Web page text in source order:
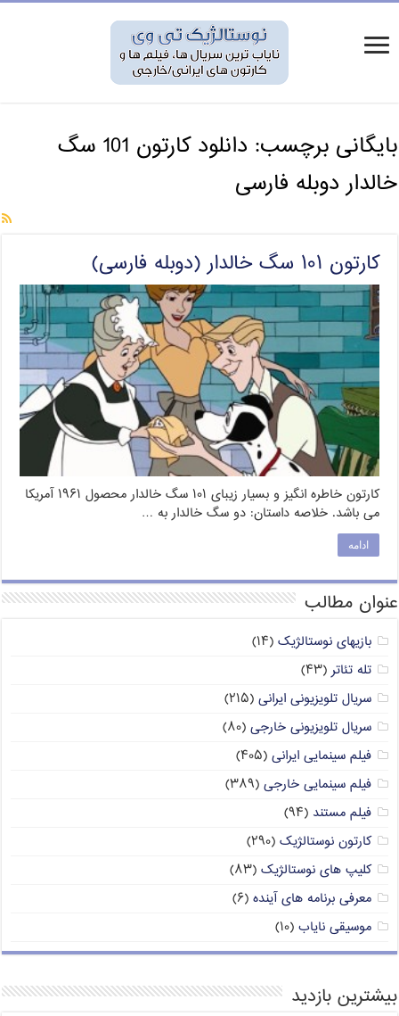
بایگانی برچسب:
دانلود کارتون 101 سگ
خالدار دوبله فارسی
کارتون ۱۰۱ سگ خالدار (دوبله فارسی)
کارتون خاطره انگیز و بسیار زیبای ۱۰۱ سگ خالدار محصول ۱۹۶۱ آمریکا
می باشد. خلاصه داستان: دو سگ خالدار به …
ادامه
عنوان مطالب
بازیهای نوستالژیک (۱۴)
تله تئاتر (۴۳)
سریال تلویزیونی ایرانی (۲۱۵)
سریال تلویزیونی خارجی (۸۰)
فیلم سینمایی ایرانی (۴۰۵)
فیلم سینمایی خارجی (۳۸۹)
فیلم مستند (۹۴)
کارتون نوستالژیک (۲۹۰)
کلیپ های نوستالژیک (۸۳)
معرفی برنامه های آینده (۶)
موسیقی نایاب (۱۰)
بیشترین بازدید